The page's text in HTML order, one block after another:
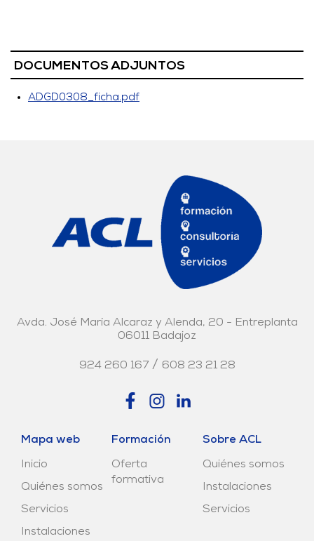
DOCUMENTOS ADJUNTOS
ADGD0308_ficha.pdf
Avda. José María Alcaraz y Alenda, 20 - Entreplanta
06011 Badajoz
924 260 167 / 608 23 21 28
Mapa web
Inicio
Quiénes somos
Servicios
Instalaciones
Formación
Oferta
formativa
Sobre ACL
Quiénes somos
Instalaciones
Servicios